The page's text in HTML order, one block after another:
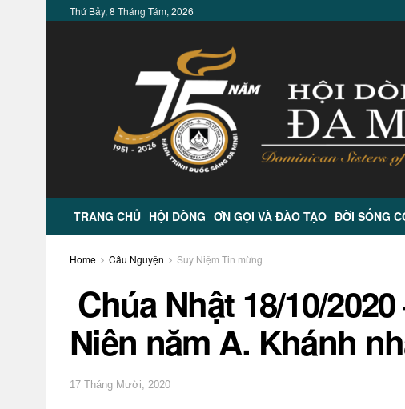
Thứ Bảy, 8 Tháng Tám, 2026
TRANG CHỦ HỘI DÒNG ƠN GỌI VÀ ĐÀO TẠO ĐỜI SỐNG
Home Cầu Nguyện Suy Niệm Tin mừng
Chúa Nhật 18/10/
Niên năm A. Khánh
17 Tháng Mười, 2020